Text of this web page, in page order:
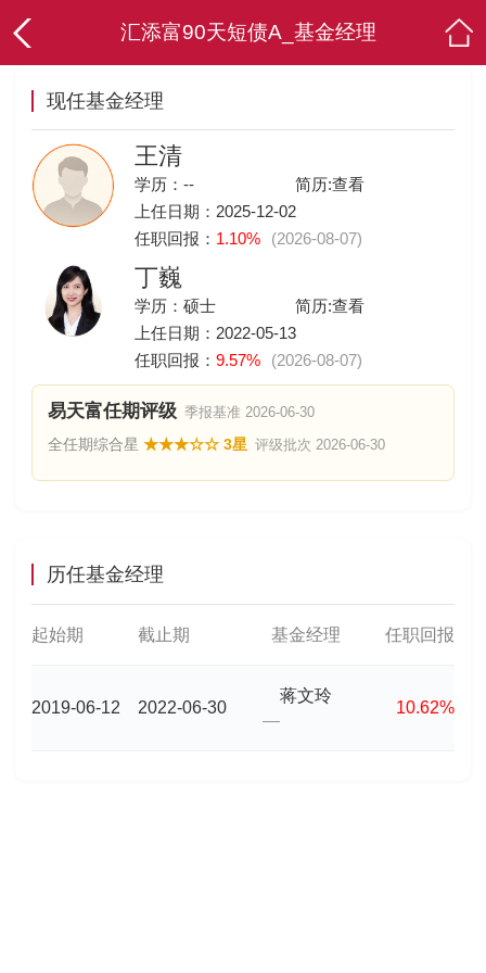
汇添富90天短债A_基金经理
现任基金经理
王清
学历：-- 简历:查看
上任日期：2025-12-02
任职回报： 1.10% (2026-08-07)
丁巍
学历：硕士 简历:查看
上任日期：2022-05-13
任职回报：9.57% (2026-08-07)
易天富任期评级 季报基准 2026-06-30
全任期综合星 ★★★☆☆ 3星 评级批次 2026-06-30
历任基金经理
起始期 截止期 基金经理 任职回报
2019-06-12 2022-06-30
蒋文玲
—
10.62%